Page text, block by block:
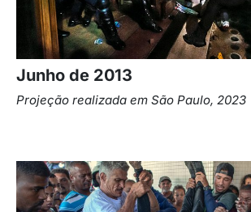
Junho de 2013
Projeção realizada em São Paulo, 2023